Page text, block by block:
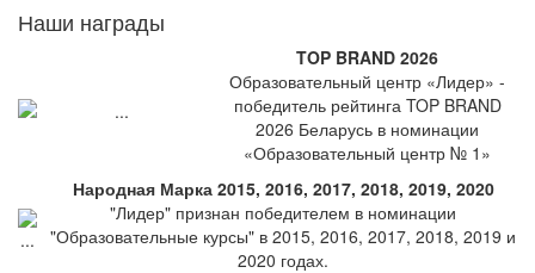
Наши награды
TOP BRAND 2026
Образовательный центр «Лидер» -
победитель рейтинга TOP BRAND
2026 Беларусь в номинации
«Образовательный центр № 1»
Народная Марка 2015, 2016, 2017, 2018, 2019, 2020
"Лидер" признан победителем в номинации
"Образовательные курсы" в 2015, 2016, 2017, 2018, 2019 и
2020 годах.